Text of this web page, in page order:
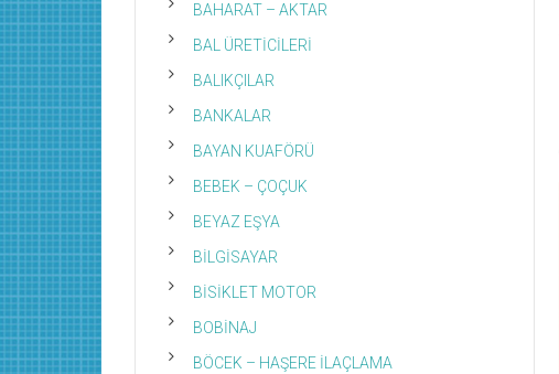
BAHARAT – AKTAR
BAL ÜRETİCİLERİ
BALIKÇILAR
BANKALAR
BAYAN KUAFÖRÜ
BEBEK – ÇOÇUK
BEYAZ EŞYA
BİLGİSAYAR
BİSİKLET MOTOR
BOBİNAJ
BÖCEK – HAŞERE İLAÇLAMA